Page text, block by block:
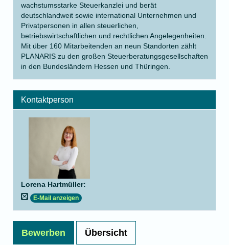
wachstumsstarke Steuerkanzlei und berät
deutschlandweit sowie international Unternehmen und
Privatpersonen in allen steuerlichen,
betriebswirtschaftlichen und rechtlichen Angelegenheiten.
Mit über 160 Mitarbeitenden an neun Standorten zählt
PLANARIS zu den großen Steuerberatungsgesellschaften
in den Bundesländern Hessen und Thüringen.
Kontaktperson
Lorena Hartmüller:
E-Mail anzeigen
Bewerben Übersicht